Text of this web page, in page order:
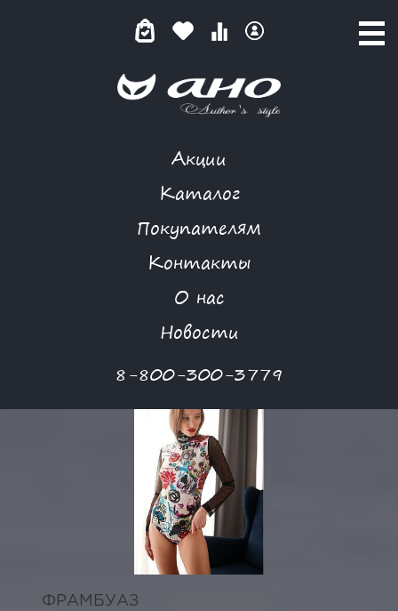
Акции
Каталог
Покупателям
Контакты
О нас
Новости
8-800-300-3779
КАТАЛОГ ТОВАРОВ
ФРАМБУАЗ